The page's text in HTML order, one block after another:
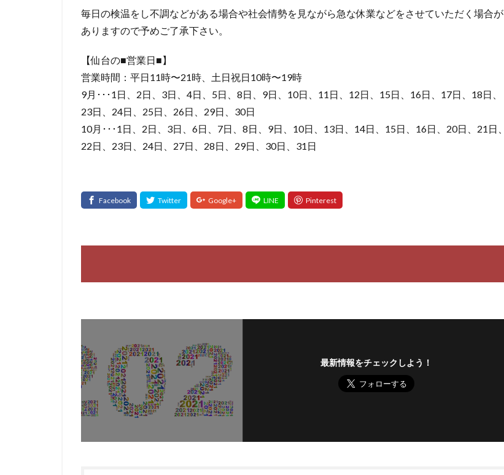
毎日の検温をし不調などがある場合や社会情勢を見ながら急な休業などをさせていただく場合が
ありますので予めご了承下さい。
【仙台の■営業日■】
営業時間：平日11時〜21時、土日祝日10時〜19時
9月･･･1日、2日、3日、4日、5日、8日、9日、10日、11日、12日、15日、16日、17日、18日、
23日、24日、25日、26日、29日、30日
10月･･･1日、2日、3日、6日、7日、8日、9日、10日、13日、14日、15日、16日、20日、21日、
22日、23日、24日、27日、28日、29日、30日、31日
最新情報をチェックしよう！